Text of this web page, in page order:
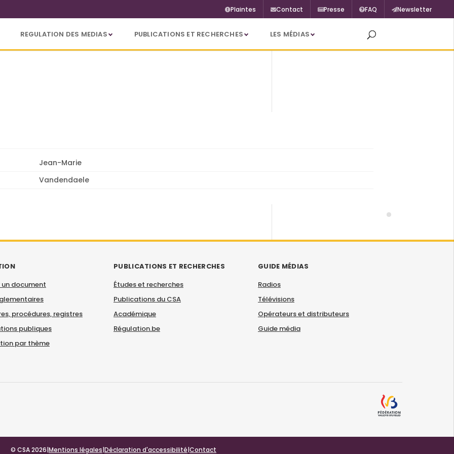
Plaintes Contact Presse FAQ Newsletter
REGULATION DES MEDIAS PUBLICATIONS ET RECHERCHES LES MÉDIAS
Jean-Marie
Vandendaele
un document
procédures, registres
publiques
par thème
PUBLICATIONS ET RECHERCHES
Études et recherches
Publications du CSA
Académique
Régulation.be
GUIDE MÉDIAS
Radios
Télévisions
Opérateurs et distributeurs
Guide média
© CSA 2026|Mentions légales|Déclaration d'accessibilité|Contact